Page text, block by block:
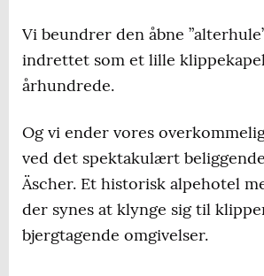
Vi beundrer den åbne
indrettet som et lille klippekapel
århundrede.
Og vi ender vores
ved det spektakulært
Äscher. Et historisk alpehotel
der synes at klynge sig til
bjergtagende omgivelser.